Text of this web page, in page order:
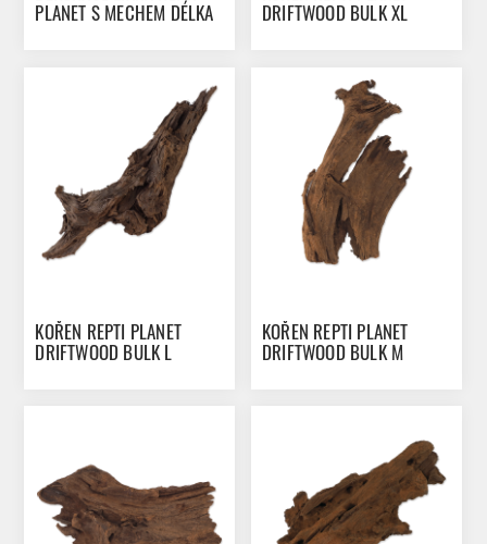
PLANET S MECHEM DÉLKA DRIFTWOOD BULK XL
KOŘEN REPTI PLANET
DRIFTWOOD BULK L
KOŘEN REPTI PLANET
DRIFTWOOD BULK M